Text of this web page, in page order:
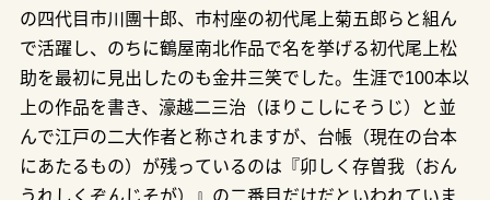
の四代目市川團十郎、市村座の初代尾上菊五郎らと組ん
で活躍し、のちに鶴屋南北作品で名を挙げる初代尾上松
助を最初に見出したのも金井三笑でした。生涯で100本以
上の作品を書き、濠越二三治（ほりこしにそうじ）と並
んで江戸の二大作者と称されますが、台帳（現在の台本
にあたるもの）が残っているのは『卯しく存曽我（おん
うれしくぞんじそが）』の二番目だけだといわれていま